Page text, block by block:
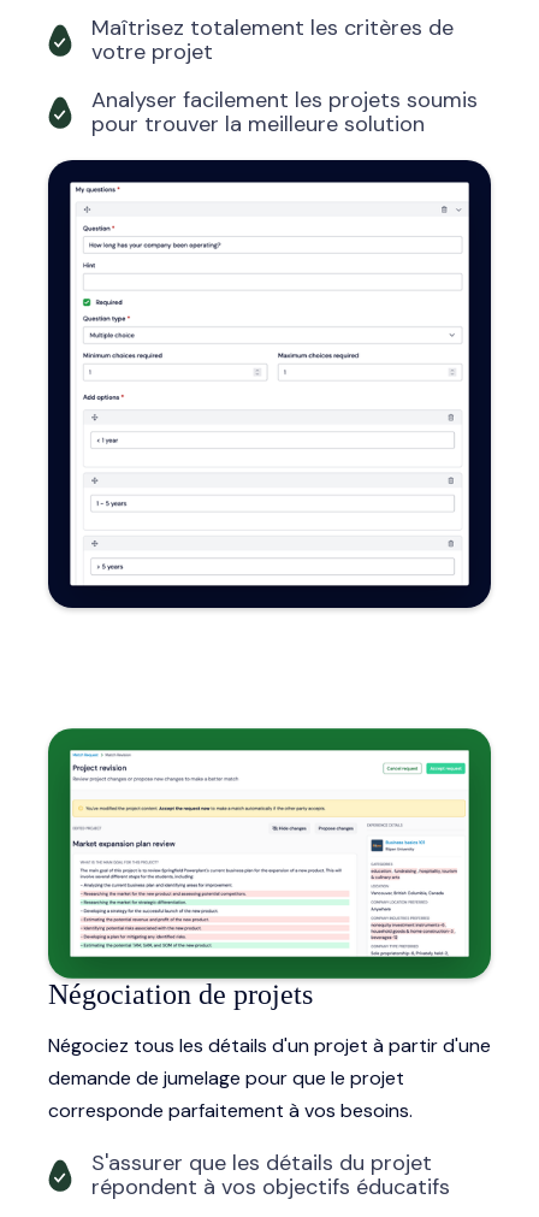
Maîtrisez totalement les critères de
votre projet
Analyser facilement les projets soumis
pour trouver la meilleure solution
Négociation de projets
Négociez tous les détails d'un projet à partir d'une
demande de jumelage pour que le projet
corresponde parfaitement à vos besoins.
S'assurer que les détails du projet
répondent à vos objectifs éducatifs